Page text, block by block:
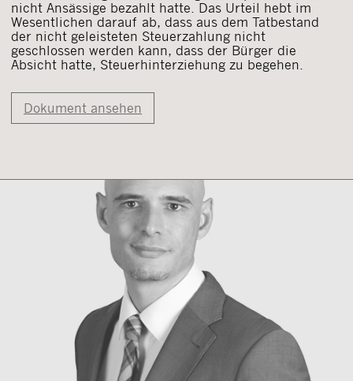
nicht Ansässige bezahlt hatte. Das Urteil hebt im
Wesentlichen darauf ab, dass aus dem Tatbestand
der nicht geleisteten Steuerzahlung nicht
geschlossen werden kann, dass der Bürger die
Absicht hatte, Steuerhinterziehung zu begehen.
Dokument ansehen